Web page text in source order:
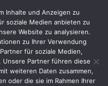
Inhalte und Anzeigen zu
soziale Medien anbieten zu
Website zu analysieren.
zu Ihrer Verwendung
für soziale Medien,
Unsere Partner führen diese
weiteren Daten zusammen,
oder die sie im Rahmen Ihrer